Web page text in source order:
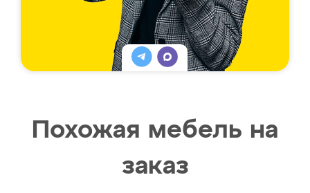
Похожая мебель на
заказ